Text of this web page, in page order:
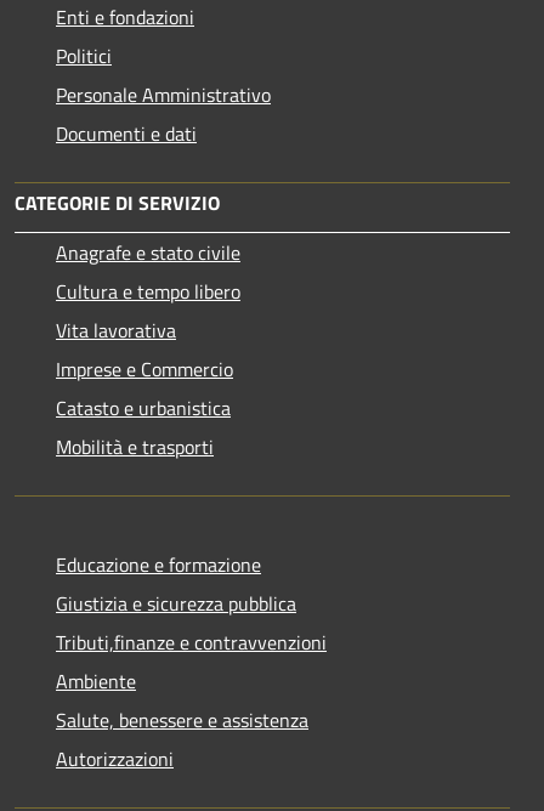
Enti e fondazioni
Politici
Personale Amministrativo
Documenti e dati
CATEGORIE DI SERVIZIO
Anagrafe e stato civile
Cultura e tempo libero
Vita lavorativa
Imprese e Commercio
Catasto e urbanistica
Mobilità e trasporti
Educazione e formazione
Giustizia e sicurezza pubblica
Tributi,finanze e contravvenzioni
Ambiente
Salute, benessere e assistenza
Autorizzazioni